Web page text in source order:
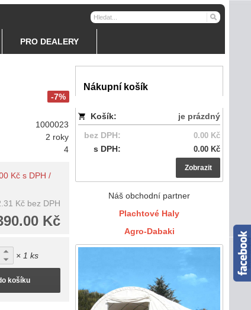
PRO DEALERY
Nákupní košík
Košík:
je prázdný
bez DPH:
0.00 Kč
s DPH: 0.00 Kč
Zobrazit
Náš obchodní partner
Plachtové Haly
Agro-Dabaki
-7%
1000023
2 roky
4
Kč s DPH /
Kč bez DPH
Kč
× 1 ks
košíku